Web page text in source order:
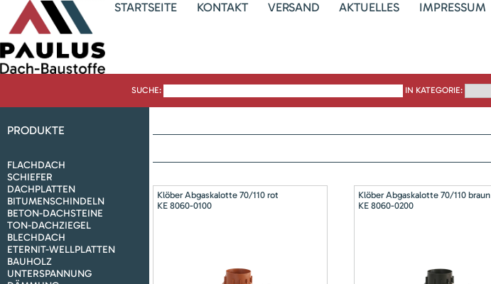
STARTSEITE KONTAKT VERSAND AKTUELLES IMPRESSUM
SUCHE: IN KATEGORIE:
PRODUKTE
FLACHDACH
SCHIEFER
DACHPLATTEN
BITUMENSCHINDELN
BETON-DACHSTEINE
TON-DACHZIEGEL
BLECHDACH
ETERNIT-WELLPLATTEN
BAUHOLZ
UNTERSPANNUNG
Klöber Abgaskalotte 70/110 rot
KE 8060-0100
Klöber Abgaskalotte 70/110 braun
KE 8060-0200